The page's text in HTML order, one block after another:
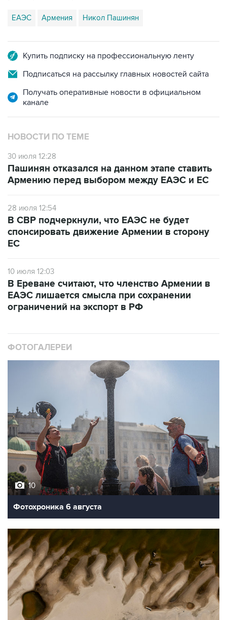
ЕАЭС Армения Никол Пашинян
Купить подписку на профессиональную ленту
Подписаться на рассылку главных новостей сайта
Получать оперативные новости в официальном
канале
НОВОСТИ ПО ТЕМЕ
30 июля 12:28
Пашинян отказался на данном этапе ставить
Армению перед выбором между ЕАЭС и ЕС
28 июля 12:54
В СВР подчеркнули, что ЕАЭС не будет
спонсировать движение Армении в сторону
ЕС
10 июля 12:03
В Ереване считают, что членство Армении в
ЕАЭС лишается смысла при сохранении
ограничений на экспорт в РФ
ФОТОГАЛЕРЕИ
10
Фотохроника 6 августа